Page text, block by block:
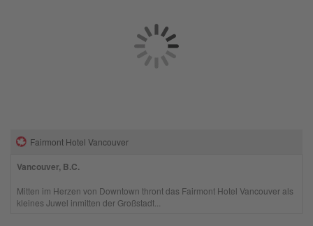
Fairmont Hotel Vancouver
Vancouver, B.C.
Mitten im Herzen von Downtown thront das Fairmont Hotel Vancouver als
kleines Juwel inmitten der Großstadt...